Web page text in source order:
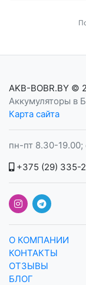
AKB-BOBR.BY ©
Аккумуляторы в
Карта сайта
пн-пт 8.30-19.00;
+375 (29) 335-
О КОМПАНИИ
КОНТАКТЫ
ОТЗЫВЫ
БЛОГ